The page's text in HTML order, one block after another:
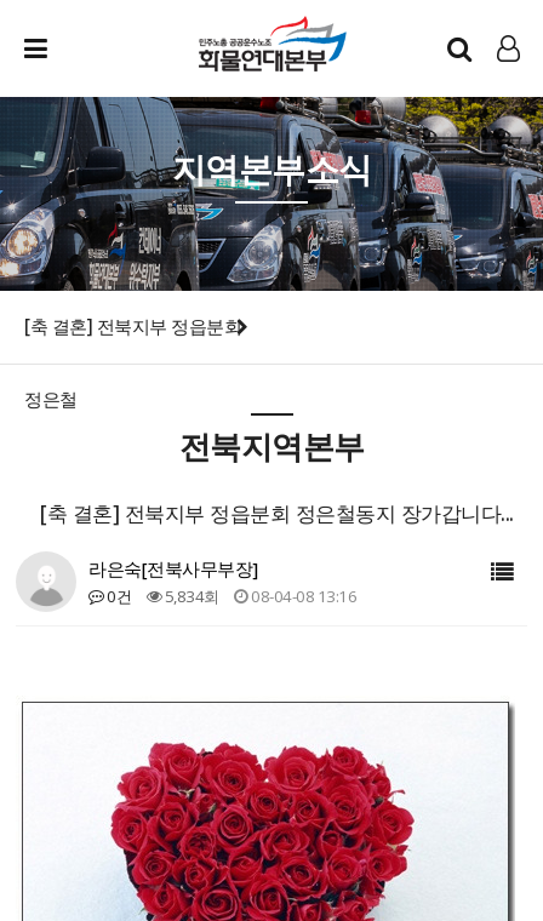
인트라넷
LOG IN
지역본부소식
[축 결혼] 전북지부 정읍분회
정은철
전북지역본부
[축 결혼] 전북지부 정읍분회 정은철동지 장가갑니다...
라은숙[전북사무부장]
0건 5,834회 08-04-08 13:16